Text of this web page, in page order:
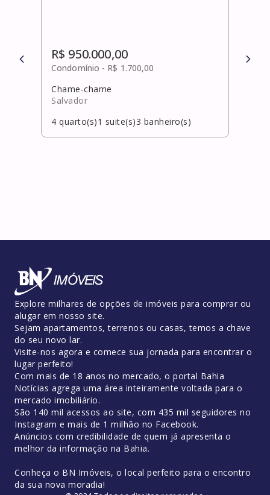
R$ 950.000,00
Condomínio - R$ 1.700,00
Chame-chame
Salvador
4 quarto(s)1 suite(s)3 banheiro(s)
R$
Explore milhares de opções de imóveis para comprar ou
alugar em nosso site.
Sejam apartamentos, terrenos ou casas, temos a chave
do seu novo lar.
Visite-nos agora e comece sua jornada para encontrar o
lugar perfeito!
Com mais de 18 anos no mercado, o portal Bahia
Notícias agrega uma área inteiramente voltada para o
mercado imobiliário.
São 140 mil acessos ao site, com 435 mil seguidores no
Instagram e mais de 1 milhão no Facebook.
Anúncios com credibilidade de quem já apresenta o
melhor da informação na Bahia.
Conheça o BN Imóveis, o local perfeito para o encontro
da sua nova moradia!